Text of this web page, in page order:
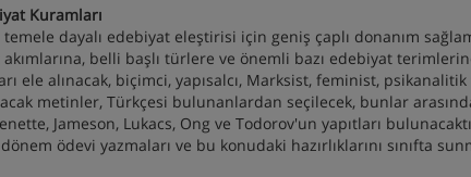
Kuramları
dayalı edebiyat eleştirisi için geniş çaplı donanım
belli başlı türlere ve önemli bazı edebiyat
ele alınacak, biçimci, yapısalcı, Marksist, feminist, psikanalitik
metinler, Türkçesi bulunanlardan seçilecek, bunlar
Jameson, Lukacs, Ong ve Todorov'un yapıtları
ödevi yazmaları ve bu konudaki hazırlıklarını sınıfta